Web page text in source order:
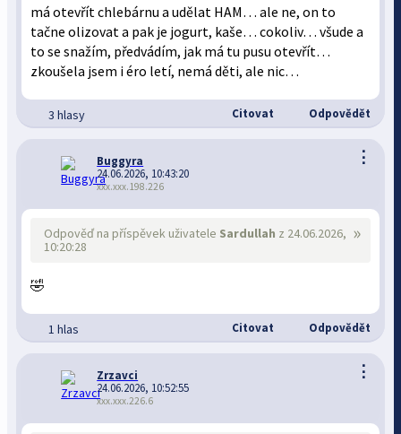
má otevřít chlebárnu a udělat HAM… ale ne, on to
tačne olizovat a pak je jogurt, kaše… cokoliv… všude a
to se snažím, předvádím, jak má tu pusu otevřít…
zkoušela jsem i éro letí, nemá děti, ale nic…
3 hlasy Citovat Odpovědět
⋮
Buggyra
24.06.2026, 10:43:20
xxx.xxx.198.226
»
Odpověď na příspěvek uživatele Sardullah z 24.06.2026,
10:20:28
🤣
1 hlas Citovat Odpovědět
⋮
Zrzavci
24.06.2026, 10:52:55
xxx.xxx.226.6